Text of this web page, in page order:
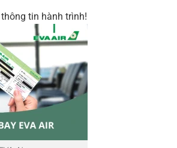
tin hành trình!